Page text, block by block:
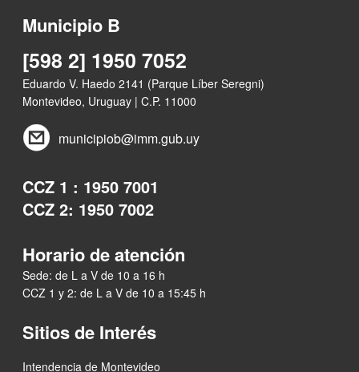
Municipio B
[598 2] 1950 7052
Eduardo V. Haedo 2141 (Parque Líber Seregni)
Montevideo, Uruguay | C.P. 11000
municipiob@imm.gub.uy
CCZ 1 : 1950 7001
CCZ 2: 1950 7002
Horario de atención
Sede: de L a V de 10 a 16 h
CCZ 1 y 2: de L a V de 10 a 15:45 h
Sitios de Interés
Intendencia de Montevideo